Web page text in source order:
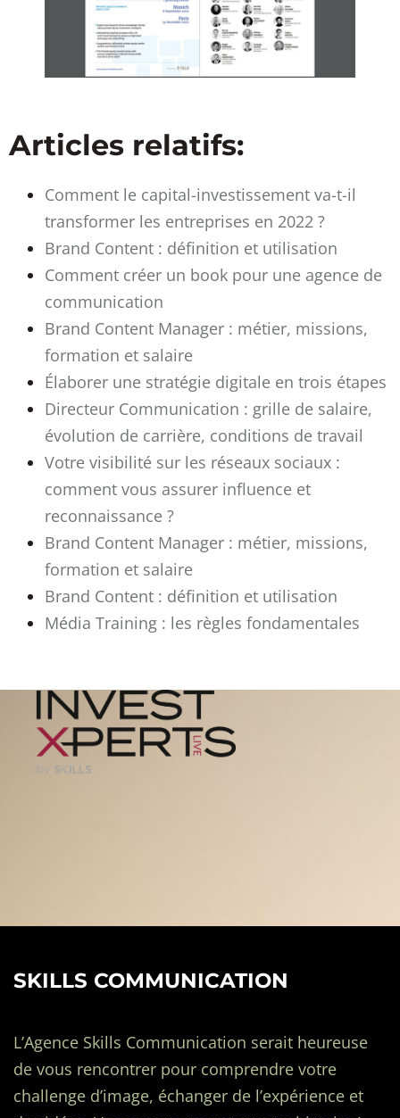
Articles relatifs:
Comment le capital-investissement va-t-il
transformer les entreprises en 2022 ?
Brand Content : définition et utilisation
Comment créer un book pour une agence de
communication
Brand Content Manager : métier, missions,
formation et salaire
Élaborer une stratégie digitale en trois étapes
Directeur Communication : grille de salaire,
évolution de carrière, conditions de travail
Votre visibilité sur les réseaux sociaux :
comment vous assurer influence et
reconnaissance ?
Brand Content Manager : métier, missions,
formation et salaire
Brand Content : définition et utilisation
Média Training : les règles fondamentales
SKILLS COMMUNICATION
L’Agence Skills Communication serait heureuse
de vous rencontrer pour comprendre votre
challenge d’image, échanger de l’expérience et